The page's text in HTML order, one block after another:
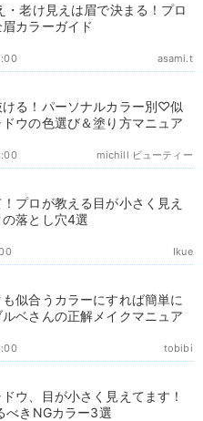
・老け見えは眉で決まる！プロ
カラーガイド
asami.t
ける！パーソナルカラー別♡似
ウの色選び＆塗り方マニュア
michill ビューティー
プロが教える目が小さく見え
落とし穴4選
Ikue
似合うカラーにすれば簡単に
ベさんの正解メイクマニュア
tobibi
ウ、目が小さく見えてます！
べきNGカラー3選